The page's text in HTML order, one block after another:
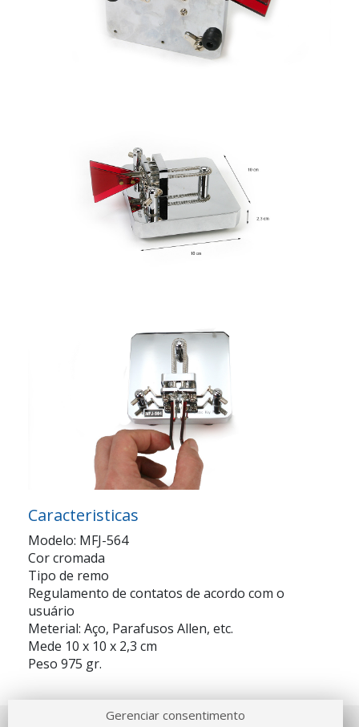
Caracteristicas
Modelo: MFJ-564
Cor cromada
Tipo de remo
Regulamento de contatos de acordo com o
usuário
Meterial: Aço, Parafusos Allen, etc.
Mede 10 x 10 x 2,3 cm
Peso 975 gr.
Gerenciar consentimento